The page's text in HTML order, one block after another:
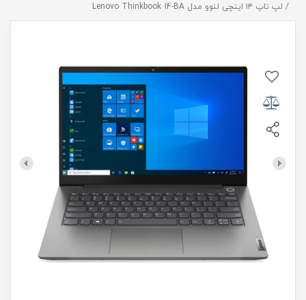
لپ تاپ ۱۴ اینچی لنوو مدل Lenovo Thinkbook 14-BA